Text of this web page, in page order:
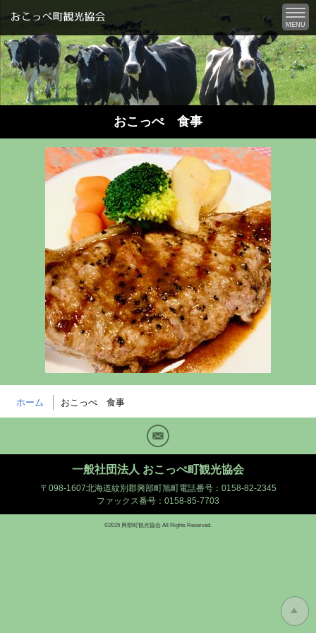
MENU
おこっぺ 食事
ホーム おこっぺ 食事
Mail
一般社団法人 おこっぺ町観光協会
〒098-1607北海道紋別郡興部町旭町電話番号：0158-82-2345
ファックス番号：0158-85-7703
©2015 興部町観光協会 All Rights Reserved.